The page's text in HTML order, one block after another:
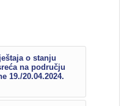
o stanju
na području
19./20.04.2024.